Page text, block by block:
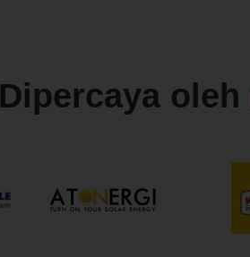
Dipercaya oleh